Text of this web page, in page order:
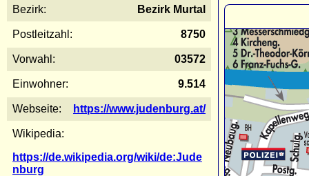
Bezirk: Bezirk Murtal
Postleitzahl: 8750
Vorwahl: 03572
Einwohner: 9.514
Webseite: https://www.judenburg.at/
Wikipedia:
https://de.wikipedia.org/wiki/de:Jude
nburg